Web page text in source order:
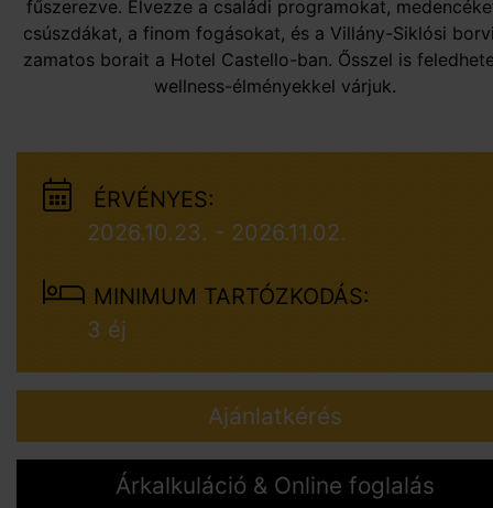
fűszerezve. Élvezze a családi programokat,
csúszdákat, a finom fogásokat, és a Villány-Siklósi
zamatos borait a Hotel Castello-ban. Ősszel is
wellness-élményekkel várjuk.
ÉRVÉNYES:
2026.10.23. - 2026.11.02.
MINIMUM TARTÓZKODÁS:
3 éj
Ajánlatkérés
Árkalkuláció & Online foglalás